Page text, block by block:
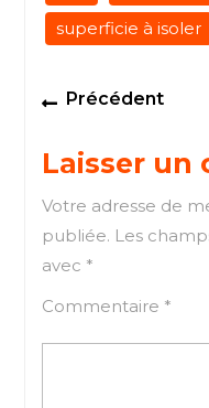
superficie à isoler
Navigation
de
l’article
Précédent
Laisser un
Votre adresse de
publiée. Les
avec *
Commentaire *